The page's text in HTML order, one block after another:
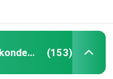
Keramischer Hochspannungskondensator (153)